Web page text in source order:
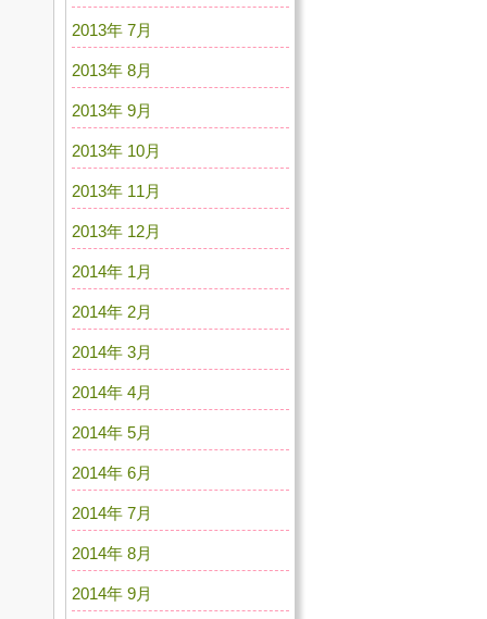
2013年 7月
2013年 8月
2013年 9月
2013年 10月
2013年 11月
2013年 12月
2014年 1月
2014年 2月
2014年 3月
2014年 4月
2014年 5月
2014年 6月
2014年 7月
2014年 8月
2014年 9月